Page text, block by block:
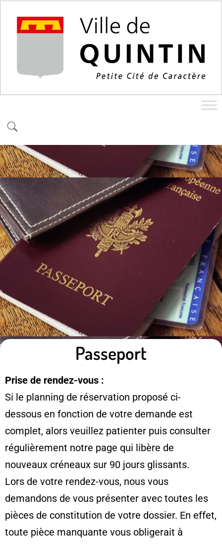
Passeport
Prise de rendez-vous :
Si le planning de réservation proposé ci-
dessous en fonction de votre demande est
complet, alors veuillez patienter puis consulter
régulièrement notre page qui libère de
nouveaux créneaux sur 90 jours glissants.
Lors de votre rendez-vous, nous vous
demandons de vous présenter avec toutes les
pièces de constitution de votre dossier. En effet,
toute pièce manquante vous obligerait à